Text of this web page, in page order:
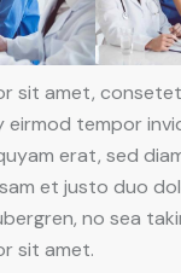
sit amet,
eirmod tempor
erat, sed
et justo duo
no sea
sit amet.